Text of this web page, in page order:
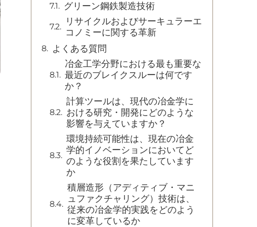
グリーン鋼鉄製造技術
リサイクルおよびサーキュラーエ
コノミーに関する革新
よくある質問
冶金工学分野における最も重要な
最近のブレイクスルーは何です
か？
計算ツールは、現代の冶金学に
おける研究・開発にどのような
影響を与えていますか？
環境持続可能性は、現在の冶金
学的イノベーションにおいてど
のような役割を果たしています
か
積層造形（アディティブ・マニ
ュファクチャリング）技術は、
従来の冶金学的実践をどのよう
に変革しているか